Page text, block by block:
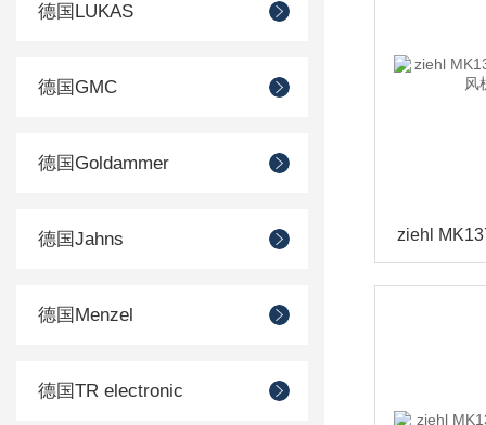
德国LUKAS
德国GMC
德国Goldammer
德国Jahns
德国Menzel
德国TR electronic